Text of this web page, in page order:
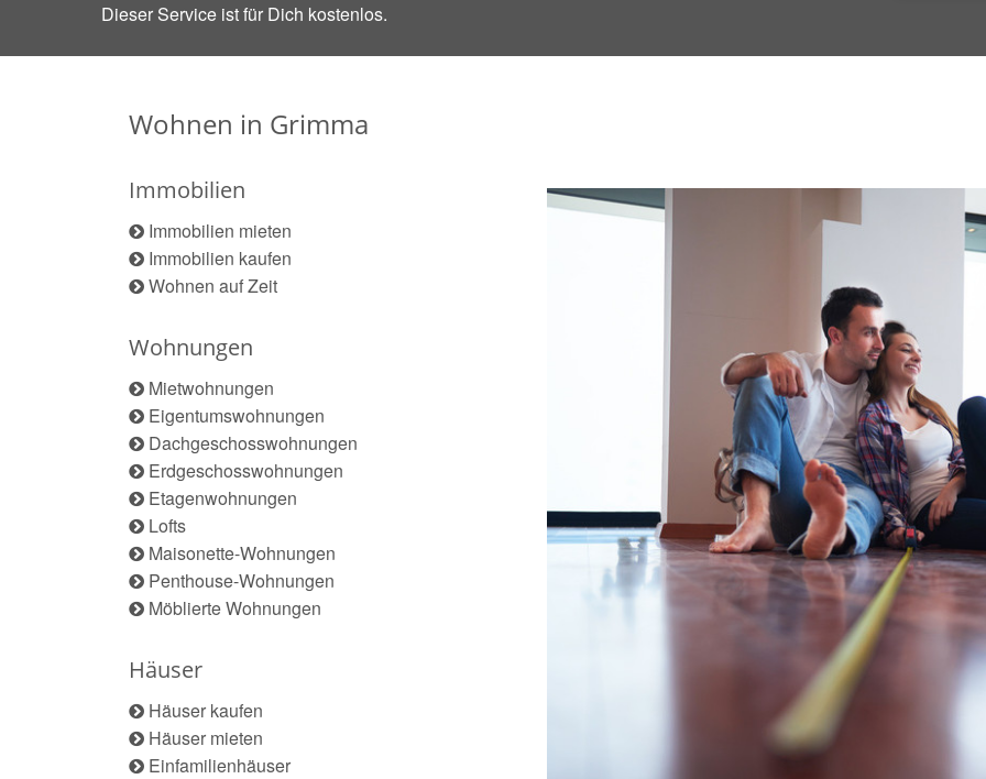
Dieser Service ist für Dich kostenlos.
Wohnen in Grimma
Immobilien
Immobilien mieten
Immobilien kaufen
Wohnen auf Zeit
Wohnungen
Mietwohnungen
Eigentumswohnungen
Dachgeschosswohnungen
Erdgeschosswohnungen
Etagenwohnungen
Lofts
Maisonette-Wohnungen
Penthouse-Wohnungen
Möblierte Wohnungen
Häuser
Häuser kaufen
Häuser mieten
Einfamilienhäuser